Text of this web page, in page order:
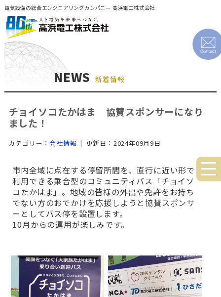
電気設備の総合エンジニアリングカンパニー 高浜電工株式会社
NEWS 新着情報
チョイソコたかはま 協賛スポンサーになり
ました！
カテゴリー：会社情報 | 更新日：2024年09月9日
市内全域に点在する停留所間を、直行に近い形で
利用できる乗合型のコミュニティバス「チョイソ
コたかはま」。地域の皆様の外出や免許をお持ち
でない方のおでかけを応援しようと協賛スポンサ
ーとしてバス停を設置します。
10月からの運用が楽しみです。